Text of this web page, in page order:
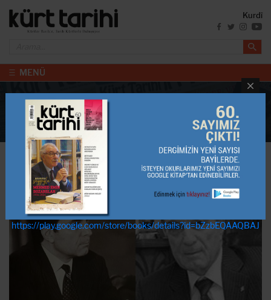
Kurdî
MENÜ
DERGİ İÇERİKLERİ
Anasayfa
46. Sayı
Prof. Dr. Nadi̇r Nadi̇rov Ve Prof. Dr. Ki̇nyas İ̇brahi̇m Mi̇rzoyev’i̇n Anısına
Ahmet Özer 46. Sayı / 4:00
https://play.google.com/store/books/details?id=bZzbEQAAQBAJ